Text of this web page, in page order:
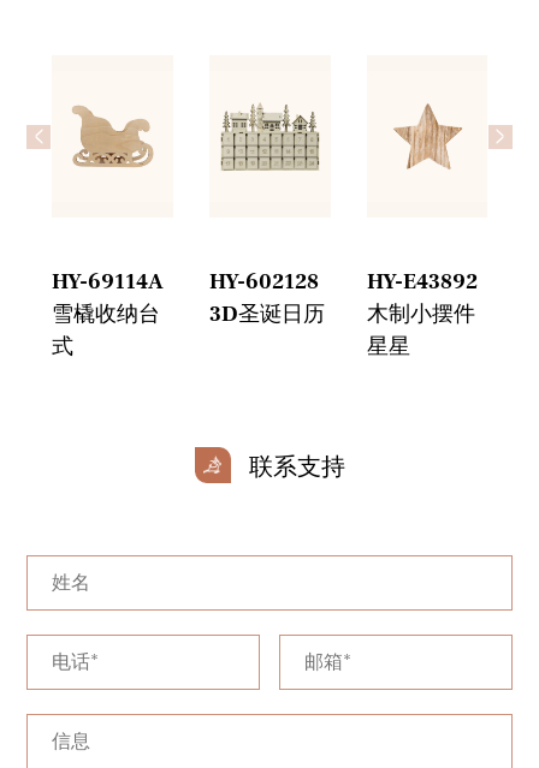
HY-69114A
雪橇收纳台
式
HY-602128
3D圣诞日历
HY-E43892
木制小摆件
星星
< >
联系支持